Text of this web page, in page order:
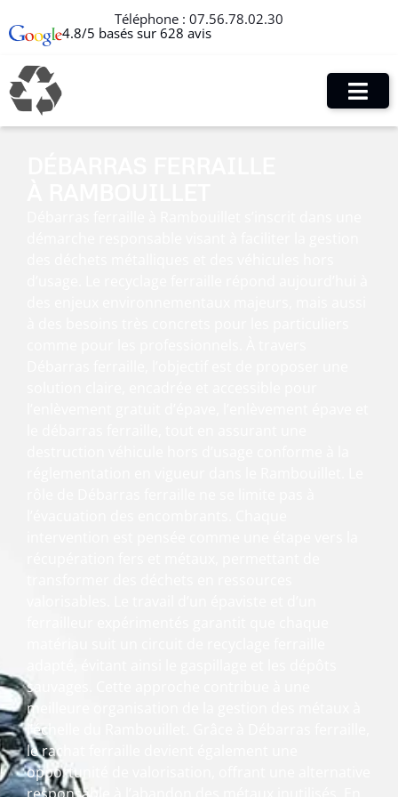
Téléphone : 07.56.78.02.30
4.8/5 basés sur 628 avis
sauvages. Cette approche contribue à une
meilleure organisation de la gestion des métaux à
l’échelle du Rambouillet. Grâce à Débarras ferraille,
le rachat ferraille devient également une
opportunité de valorisation, offrant une alternative